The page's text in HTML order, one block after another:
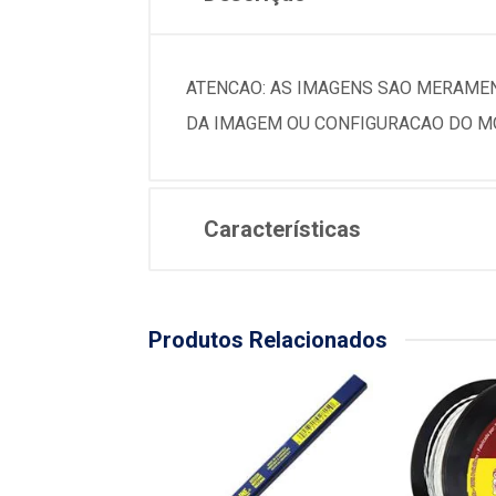
ATENCAO: AS IMAGENS SAO
DA IMAGEM OU CONFIGURACAO DO
Características
Produtos Relacionados